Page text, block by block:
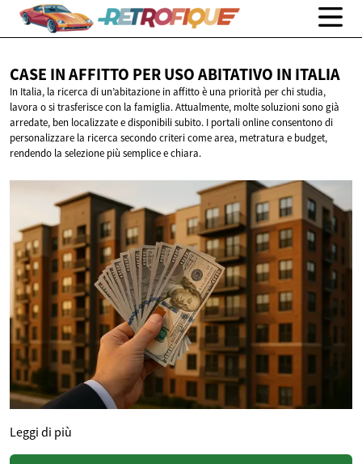
CASE IN AFFITTO PER USO ABITATIVO IN ITALIA
In Italia, la ricerca di un’abitazione in affitto è una priorità per chi studia,
lavora o si trasferisce con la famiglia. Attualmente, molte soluzioni sono già
arredate, ben localizzate e disponibili subito. I portali online consentono di
personalizzare la ricerca secondo criteri come area, metratura e budget,
rendendo la selezione più semplice e chiara.
Leggi di più